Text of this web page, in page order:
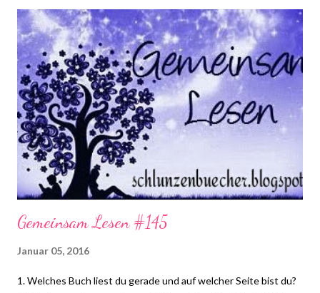
ungleichen Männer widerwillig zusammenarbeiten- denn nur so
können sie das vernichtende Schicksal von Hamburg abwenden.
(Quelle: amazon.de)
Gemeinsam Lesen #145
Januar 05, 2016
1. Welches Buch liest du gerade und auf welcher Seite bist du?